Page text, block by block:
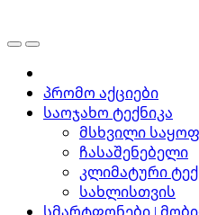
პრომო აქციები
საოჯახო ტექნიკა
მსხვილი
ჩასაშენებელი
კლიმატური
სახლისთვის